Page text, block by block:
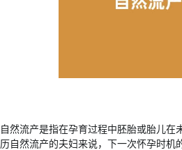
自然流产是指在孕育过程中胚胎或胎儿
历自然流产的夫妇来说，下一次怀孕时机